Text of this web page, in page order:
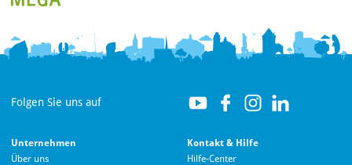
Folgen Sie uns auf
Unternehmen
Über uns
Kontakt & Hilfe
Hilfe-Center